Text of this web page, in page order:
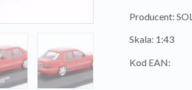
Producent:
Skala: 1:43
Kod EAN: